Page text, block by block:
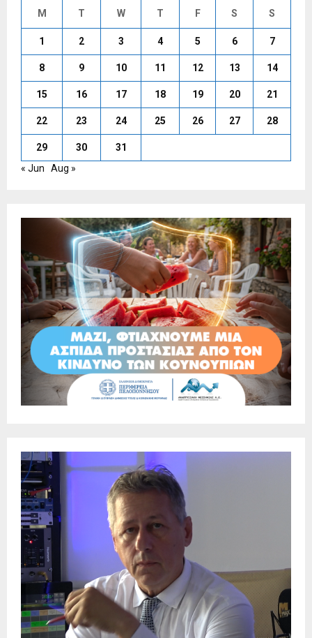
M T W T F S S
1 2 3 4 5 6 7
8 9 10 11 12 13 14
15 16 17 18 19 20 21
22 23 24 25 26 27 28
29 30
31
« Jun
Aug »